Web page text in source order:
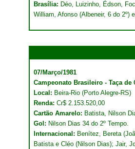
Brasília: Déo, Luizinho, Édson,
William, Afonso (Albeneir, 6 do 2º)
07/Março/1981
Campeonato Brasileiro - Taça de
Local: Beira-Rio (Porto Alegre-RS)
Renda: Cr$ 2.153.520,00
Cartão Amarelo: Batista, Nilson
Gol: Nilson Dias 34 do 2º Tempo.
Internacional: Benítez, Bereta
Batista e Cléo (Nilson Dias); Jair,